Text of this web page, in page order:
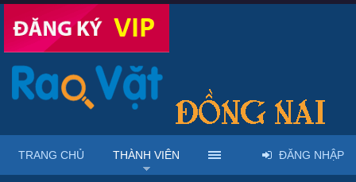
TRANG CHỦ THÀNH VIÊN ĐĂNG NHẬP